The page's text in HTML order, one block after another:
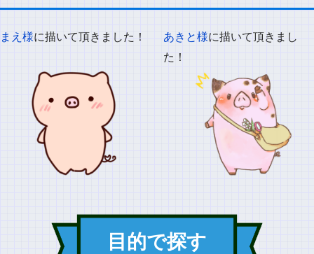
まえ様に描いて頂きました！ あきと様に描いて頂きまし
た！
目的で探す